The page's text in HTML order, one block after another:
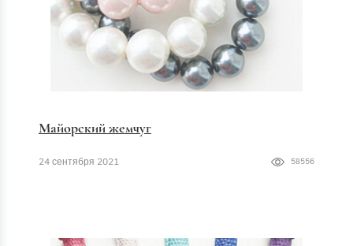
Майорский жемчуг
24 сентября 2021 58556